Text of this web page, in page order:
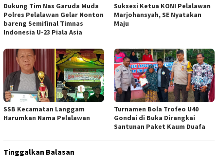
Dukung Tim Nas Garuda Muda
Polres Pelalawan Gelar Nonton
bareng Semifinal Timnas
Indonesia U-23 Piala Asia
Suksesi Ketua KONI Pelalawan
Marjohansyah, SE Nyatakan
Maju
SSB Kecamatan Langgam
Harumkan Nama Pelalawan
Turnamen Bola Trofeo U40
Gondai di Buka Dirangkai
Santunan Paket Kaum Duafa
Tinggalkan Balasan